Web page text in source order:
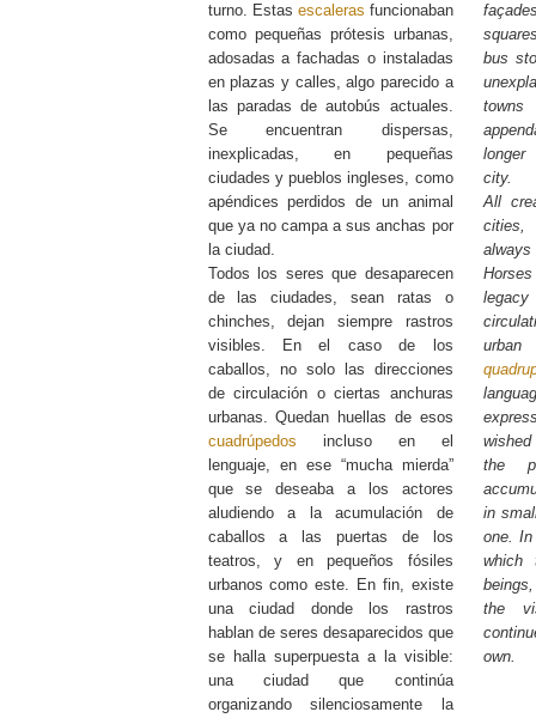
turno. Estas escaleras funcionaban
como pequeñas prótesis urbanas,
adosadas a fachadas o instaladas
en plazas y calles, algo parecido a
las paradas de autobús actuales.
Se encuentran dispersas,
inexplicadas, en pequeñas
ciudades y pueblos ingleses, como
apéndices perdidos de un animal
que ya no campa a sus anchas por
la ciudad.
Todos los seres que desaparecen
de las ciudades, sean ratas o
chinches, dejan siempre rastros
visibles. En el caso de los
caballos, no solo las direcciones
de circulación o ciertas anchuras
urbanas. Quedan huellas de esos
cuadrúpedos incluso en el
lenguaje, en ese “mucha mierda”
que se deseaba a los actores
aludiendo a la acumulación de
caballos a las puertas de los
teatros, y en pequeños fósiles
urbanos como este. En fin, existe
una ciudad donde los rastros
hablan de seres desaparecidos que
se halla superpuesta a la visible:
una ciudad que continúa
organizando silenciosamente la
bus
city.
All
cities,
urban
the
in
one.
which
the
own.